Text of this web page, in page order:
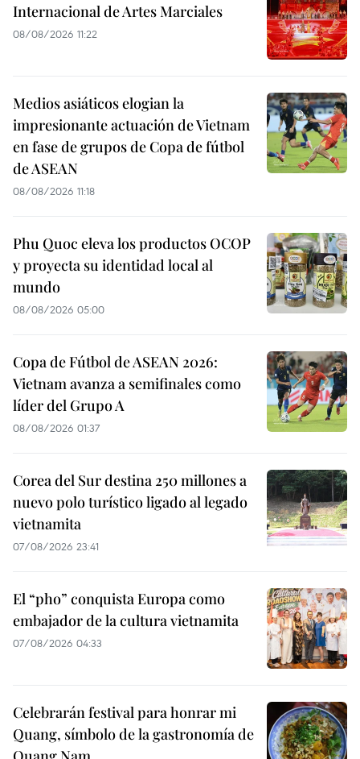
Internacional de Artes Marciales
08/08/2026 11:22
Medios asiáticos elogian la
impresionante actuación de Vietnam
en fase de grupos de Copa de fútbol
de ASEAN
08/08/2026 11:18
Phu Quoc eleva los productos OCOP
y proyecta su identidad local al
mundo
08/08/2026 05:00
Copa de Fútbol de ASEAN 2026:
Vietnam avanza a semifinales como
líder del Grupo A
08/08/2026 01:37
Corea del Sur destina 250 millones a
nuevo polo turístico ligado al legado
vietnamita
07/08/2026 23:41
El “pho” conquista Europa como
embajador de la cultura vietnamita
07/08/2026 04:33
Celebrarán festival para honrar mi
Quang, símbolo de la gastronomía de